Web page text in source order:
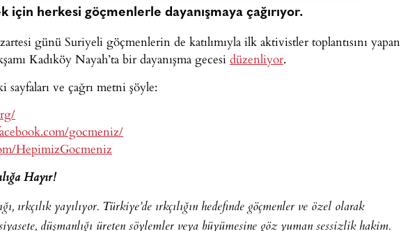
için herkesi göçmenlerle dayanışmaya çağırıyor.
günü Suriyeli göçmenlerin de katılımıyla ilk aktivistler toplantısını yapan
Kadıköy Nayah’ta bir dayanışma gecesi düzenliyor.
ve çağrı metni şöyle:
gocmeniz/
HepimizGocmeniz
Hayır!
ırkçılık yayılıyor. Türkiye’de ırkçılığın hedefinde göçmenler ve özel olarak
düşmanlığı üreten söylemler veya büyümesine göz yuman sessizlik hakim.